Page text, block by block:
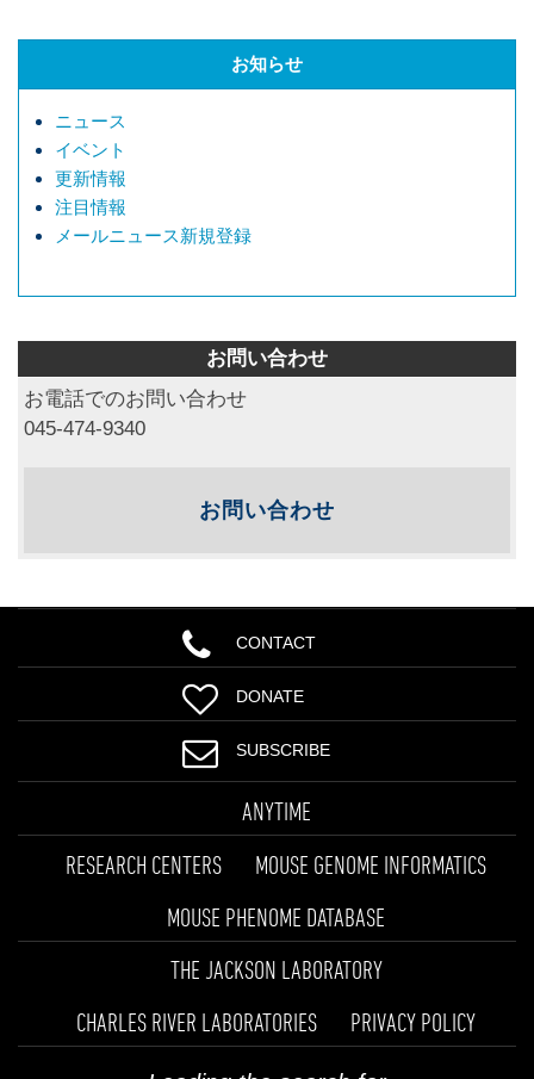
お知らせ
ニュース
イベント
更新情報
注目情報
メールニュース新規登録
お問い合わせ
お電話でのお問い合わせ
045-474-9340
お問い合わせ
CONTACT
DONATE
SUBSCRIBE
ANYTIME
RESEARCH CENTERS
MOUSE GENOME INFORMATICS
MOUSE PHENOME DATABASE
THE JACKSON LABORATORY
CHARLES RIVER LABORATORIES
PRIVACY POLICY